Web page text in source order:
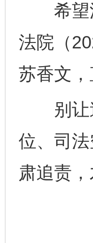
希望洪
法院（
苏香文
别让造
位、司
肃追责